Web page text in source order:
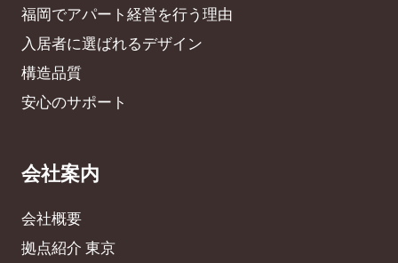
福岡でアパート経営を行う理由
入居者に選ばれるデザイン
構造品質
安心のサポート
会社案内
会社概要
拠点紹介 東京